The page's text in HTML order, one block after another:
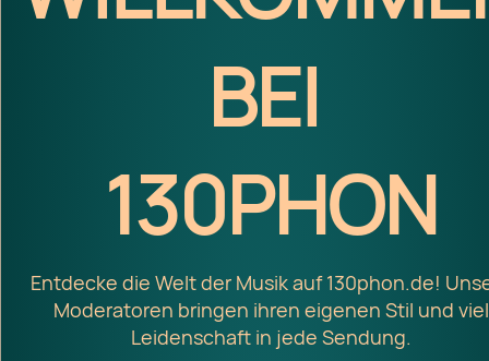
BEI
130PHON
Entdecke die Welt der Musik auf 130phon.de!
Moderatoren bringen ihren eigenen Stil und viel
Leidenschaft in jede Sendung.